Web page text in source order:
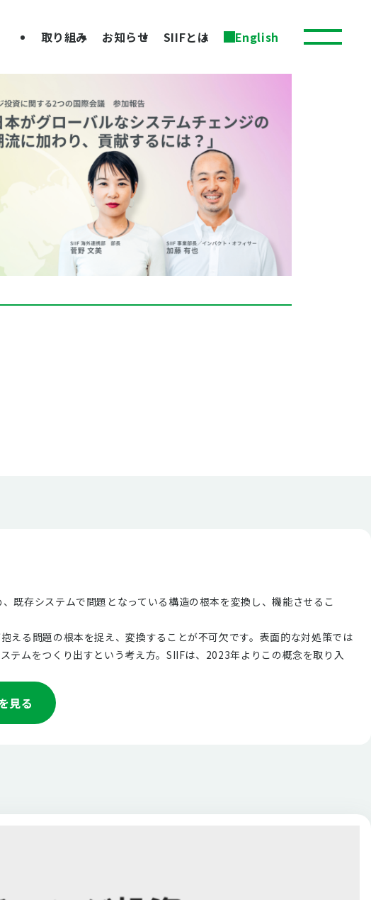
取り組み お知らせ SIIFとは English
存システムで問題となっている構造の根本を変換し、機能させるこ
える問題の根本を捉え、変換することが不可欠です。表面的な対処策では
テムをつくり出すという考え方。SIIFは、2023年よりこの概念を取り入
見る